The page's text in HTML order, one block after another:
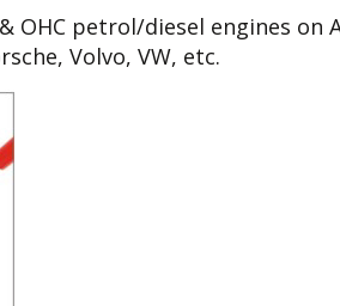
OHC petrol/diesel engines on
Volvo, VW, etc.